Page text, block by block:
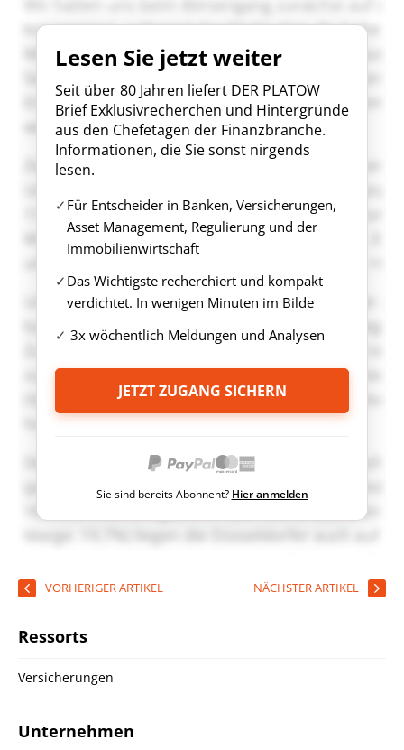
Lesen Sie jetzt weiter
Seit über 80 Jahren liefert DER PLATOW
Brief Exklusivrecherchen und Hintergründe
aus den Chefetagen der Finanzbranche.
Informationen, die Sie sonst nirgends
lesen.
Für Entscheider in Banken, Versicherungen,
Asset Management, Regulierung und der
Immobilienwirtschaft
Das Wichtigste recherchiert und kompakt
verdichtet. In wenigen Minuten im Bilde
3x wöchentlich Meldungen und Analysen
JETZT ZUGANG SICHERN
Sie sind bereits Abonnent? Hier anmelden
VORHERIGER ARTIKEL NÄCHSTER ARTIKEL
Ressorts
Versicherungen
Unternehmen